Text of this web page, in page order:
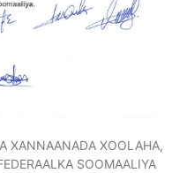
XANNAANADA XOOLAHA,
SOOMAALIYA